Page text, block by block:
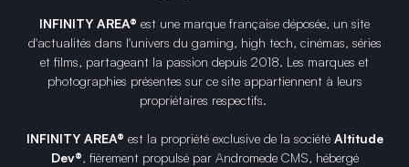
INFINITY AREA® est une marque française déposée, un site
d'actualités dans l'univers du gaming, high tech, cinémas, séries
et films, partageant la passion depuis 2018. Les marques et
photographies présentes sur ce site appartiennent à leurs
propriétaires respectifs.
INFINITY AREA® est la propriété exclusive de la société Altitude
Dev®, fièrement propulsé par Andromede CMS, hébergé